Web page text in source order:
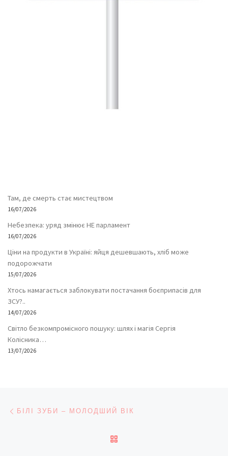
Там, де смерть стає мистецтвом
16/07/2026
Небезпека: уряд змінює НЕ парламент
16/07/2026
Ціни на продукти в Україні: яйця дешевшають, хліб може
подорожчати
15/07/2026
Хтось намагається заблокувати постачання боєприпасів для
ЗСУ?..
14/07/2026
Світло безкомпромісного пошуку: шлях і магія Сергія
Колісника…
13/07/2026
Навігація записів
БІЛІ ЗУБИ – МОЛОДШИЙ ВІК